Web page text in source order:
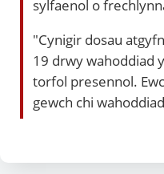
sylfaenol o
"Cynigir dosau
19 drwy wahoddiad
torfol presennol.
gewch chi